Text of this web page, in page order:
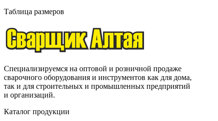
Таблица размеров
Специализируемся на оптовой и розничной продаже
сварочного оборудования и инструментов как для дома,
так и для строительных и промышленных предприятий
и организаций.
Каталог продукции